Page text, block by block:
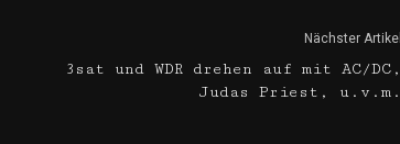
Nächster Artikel
3sat und WDR drehen auf mit AC/DC,
Judas Priest, u.v.m.